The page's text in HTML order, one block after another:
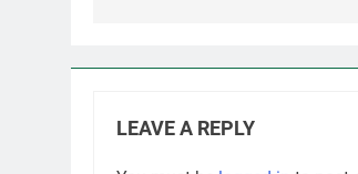
LEAVE A REPLY